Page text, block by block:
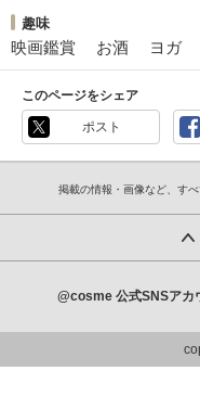
趣味
映画鑑賞 お酒 ヨガ
このページをシェア
ポスト
掲載の情報・画像など、す
@cosme 公式SNSアカ